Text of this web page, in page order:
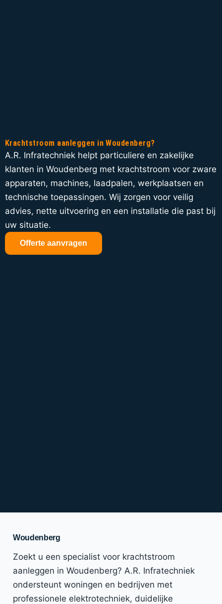
Krachtstroom aanleggen in Woudenberg?
A.R. Infratechniek helpt particuliere en zakelijke
klanten in Woudenberg met krachtstroom voor zware
apparaten, machines, laadpalen, werkplaatsen en
technische toepassingen. Wij zorgen voor veilig
advies, nette uitvoering en een installatie die past bij
uw situatie.
Offerte aanvragen
Woudenberg
Zoekt u een specialist voor krachtstroom
aanleggen in Woudenberg? A.R. Infratechniek
ondersteunt woningen en bedrijven met
professionele elektrotechniek, duidelijke